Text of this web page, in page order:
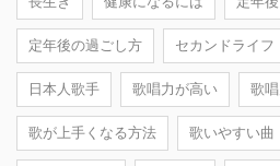
定年後の過ごし方 セカンドライフ
日本人歌手 歌唱力が高い 歌
歌が上手くなる方法 歌いやすい曲